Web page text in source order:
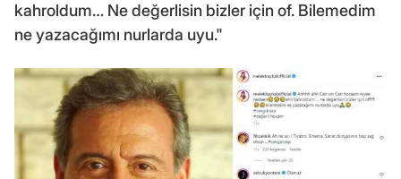
kahroldum… Ne değerlisin bizler için of. Bilemedim
ne yazacağımı nurlarda uyu."